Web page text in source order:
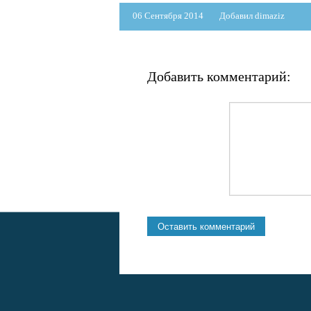
06 Сентября 2014 Добавил dimaziz
Добавить комментарий: